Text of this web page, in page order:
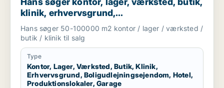
klinik, erhvervsgrund,
boligudlejningsejendom, hotel,
produktionslokaler eller garage til salg i
Region Sjælland
Hans søger 50-100000 m2 kontor / lager / værksted /
butik / klinik til salg
Type
Kontor, Lager, Værksted, Butik, Klinik,
Erhvervsgrund, Boligudlejningsejendom, Hotel,
Produktionslokaler, Garage